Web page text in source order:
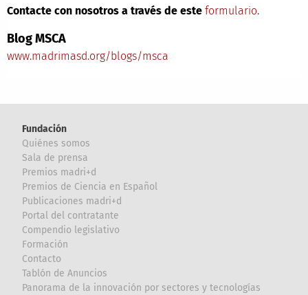
Contacte con nosotros a través de este formulario.
Blog MSCA
www.madrimasd.org/blogs/msca
Fundación
Quiénes somos
Sala de prensa
Premios madri+d
Premios de Ciencia en Español
Publicaciones madri+d
Portal del contratante
Compendio legislativo
Formación
Contacto
Tablón de Anuncios
Panorama de la innovación por sectores y tecnologías